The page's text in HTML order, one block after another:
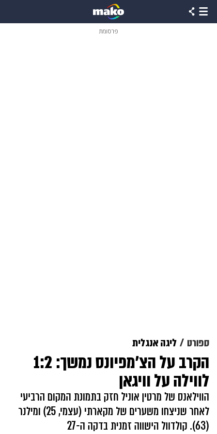
פרסומת
ספורט ליגה אנגלית
הקרב על הצ'מפיונס נמשך: 1:2
לווילה על וויגאן
הווילאנס של מרטין אוניל חזק בתמונת המקום הרביעי
לאחר שניצחו משערים של מקארתי (עצמי, 25) ומילנר
(63). קולדוול הישווה זמנית בדקה ה-27